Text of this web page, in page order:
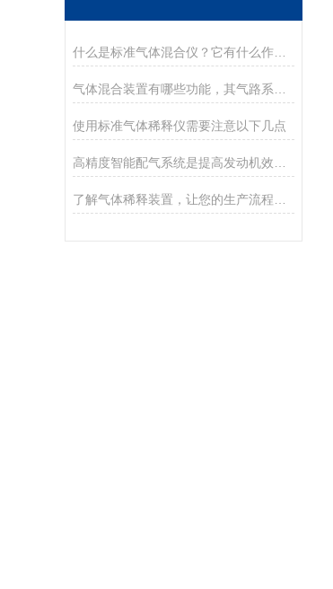
什么是标准气体混合仪？它有什么作用？
使用标准气体稀释仪需要注意以下几点